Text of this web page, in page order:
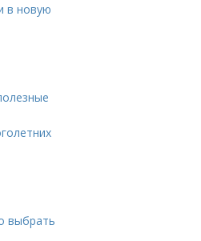
в новую
выбрать